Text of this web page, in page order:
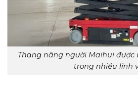
Thang nâng người Maihui
trong nhiều lĩnh